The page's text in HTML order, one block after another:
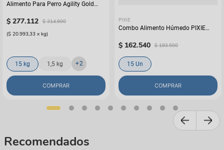
Alimento Para Perro Agility Gold
$ 277.112 $ 314.900
($ 20.993,33 x kg)
15 kg 1,5 kg +2
COMPRAR
PIXIE
Combo Alimento Húmedo PIXIE
$ 162.540 $ 193.500
15 Un
COMPRAR
Recomendados